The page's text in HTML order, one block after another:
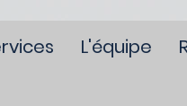
L'équipe